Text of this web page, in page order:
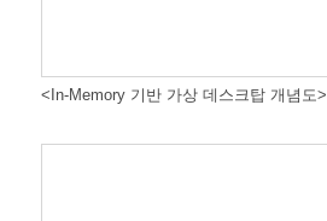
<In-Memory 기반 가상 데스크탑 개념도>